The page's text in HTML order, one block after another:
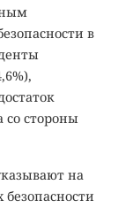
в
со стороны
на
безопасности